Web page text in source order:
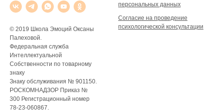
© 2019 Школа Эмоций Оксаны
Палеховой.
Федеральная служба
Интеллектуальной
Собственности по товарному
знаку
Знаку обслуживания № 901150.
РОСКОМНАДЗОР Приказ №
300 Регистрационный номер
78-23-060867.
персональных данных
Согласие на проведение
психологической консультации